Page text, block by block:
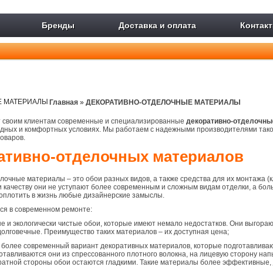
Бренды Доставка и оплата
Главная » ДЕКОРАТИВНО-ОТДЕЛОЧНЫЕ МАТЕРИАЛЫ
клиентам современные и специализированные декоративно-
и комфортных условиях. Мы работаем с надежными производителями
отделочных материалов
материалы – это обои разных видов, а также средства для их монтажа
качеству они не уступают более современным и сложным видам отделки, а
в жизнь любые дизайнерские замыслы.
в современном ремонте:
и экологически чистые обои, которые имеют немало недостатков. Они
Преимущество таких материалов – их доступная цена;
современный вариант декоративных материалов, которые
они из спрессованного плотного волокна, на лицевую сторону
стороны обои остаются гладкими. Такие материалы более эффективные,